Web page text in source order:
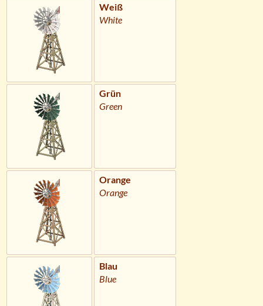
Weiß
White
Grün
Green
Orange
Orange
Blau
Blue